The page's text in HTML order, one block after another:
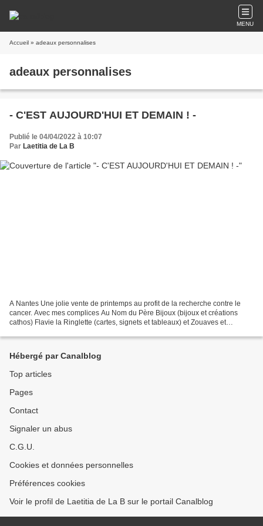
MENU
Accueil » adeaux personnalises
adeaux personnalises
- C'EST AUJOURD'HUI ET DEMAIN ! -
Publié le 04/04/2022 à 10:07
Par Laetitia de La B
A Nantes Une jolie vente de printemps au profit de la recherche contre le
cancer. Avec mes complices Au Nom du Père Bijoux (bijoux et créations
cathos) Flavie la Ringlette (cartes, signets et tableaux) et Zouaves et
Hébergé par Canalblog
Top articles
Pages
Contact
Signaler un abus
C.G.U.
Cookies et données personnelles
Préférences cookies
Voir le profil de Laetitia de La B sur le portail Canalblog